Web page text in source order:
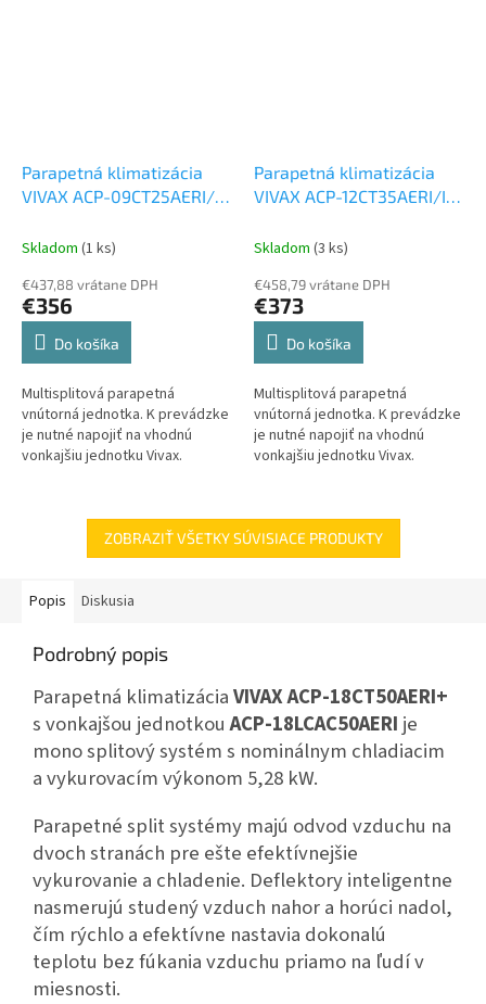
Parapetná klimatizácia
VIVAX ACP-09CT25AERI/I3
vnútorná jednotka k Multi
Skladom (1 ks)
€437,88 vrátane DPH
€356
Do košíka
Multisplitová parapetná
vnútorná jednotka. K prevádzke
je nutné napojiť na vhodnú
vonkajšiu jednotku Vivax.
Parapetná klimatizácia
VIVAX ACP-12CT35AERI/I3
vnútorná jednotka k Multi
Skladom (3 ks)
€458,79 vrátane DPH
€373
Do košíka
Multisplitová parapetná
vnútorná jednotka. K prevádzke
je nutné napojiť na vhodnú
vonkajšiu jednotku Vivax.
ZOBRAZIŤ VŠETKY SÚVISIACE PRODUKTY
Popis Diskusia
Podrobný popis
Parapetná klimatizáciaVIVAX ACP-18CT50AERI+
s vonkajšou jednotkouACP-18LCAC50AERI je
mono splitový systém s nominálnym chladiacim
a vykurovacím výkonom 5,28 kW.
Parapetné split systémy majú odvod vzduchu na
dvoch stranách pre ešte efektívnejšie
vykurovanie a chladenie. Deflektory inteligentne
nasmerujú studenývzduch nahor a horúci nadol,
čím rýchlo a efektívne nastavia dokonalú
teplotu bez fúkania vzduchu priamo na ľudí v
miesnosti.